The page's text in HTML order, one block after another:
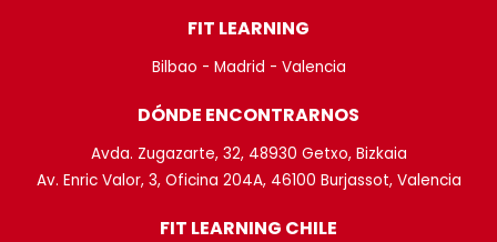
FIT LEARNING
Bilbao - Madrid - Valencia
DÓNDE ENCONTRARNOS
Avda. Zugazarte, 32, 48930 Getxo, Bizkaia
Av. Enric Valor, 3, Oficina 204A, 46100 Burjassot, Valencia
FIT LEARNING CHILE